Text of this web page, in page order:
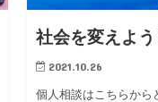
社会を変えよ
2021.10.26
個人相談はこちらから